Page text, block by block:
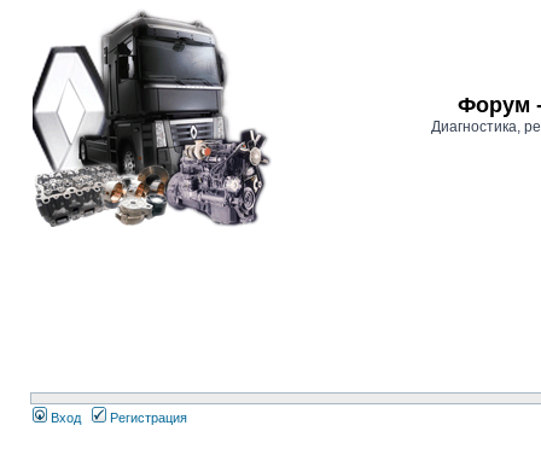
Форум -
Диагностика,
Вход Регистрация